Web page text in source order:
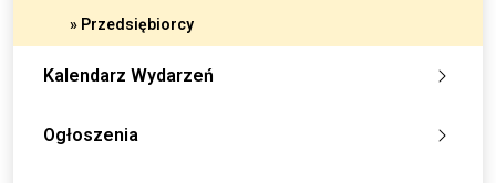
» Przedsiębiorcy
Kalendarz Wydarzeń
Ogłoszenia